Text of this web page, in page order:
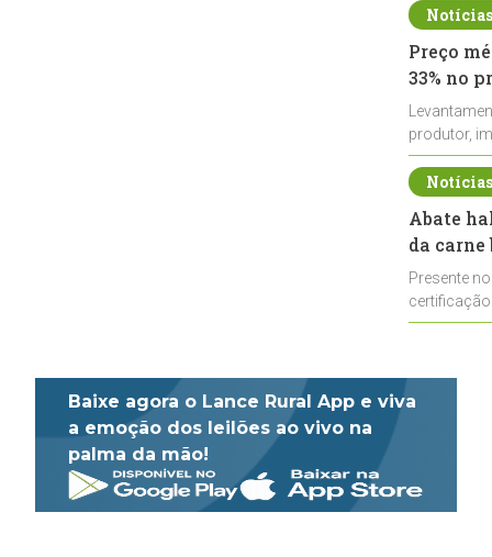
Preço
33% no
produtor,
de leite cru
Abate
da
Presente
Baixe agora o Lance Rural App e viva
a emoção dos leilões ao vivo na
palma da mão!